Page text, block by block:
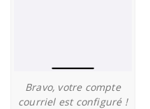
Bravo, votre compte
courriel est configuré !